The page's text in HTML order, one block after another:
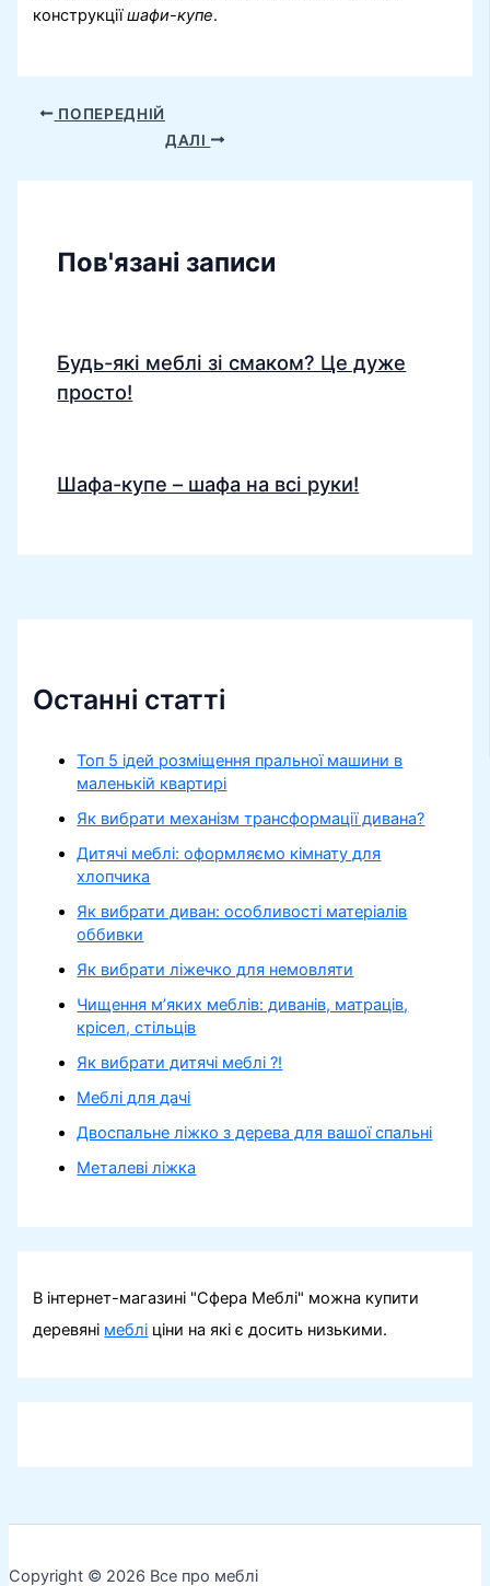
конструкціїшафи-купе.
ПОПЕРЕДНІЙ
ДАЛІ
Пов'язані записи
Будь-які меблі зі смаком? Це дуже
просто!
Шафа-купе – шафа на всі руки!
Останні статті
Топ 5 ідей розміщення пральної машини в
маленькій квартирі
Як вибрати механізм трансформації дивана?
Дитячі меблі: оформляємо кімнату для
хлопчика
Як вибрати диван: особливості матеріалів
оббивки
Як вибрати ліжечко для немовляти
Чищення м’яких меблів: диванів, матраців,
крісел, стільців
Як вибрати дитячі меблі ?!
Меблі для дачі
Двоспальне ліжко з дерева для вашої спальні
Металеві ліжка
В інтернет-магазині "Сфера Меблі" можна купити
деревяні меблі ціни на які є досить низькими.
Copyright © 2026 Все про меблі